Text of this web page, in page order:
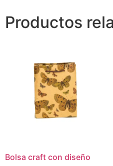
Productos
Bolsa craft con diseño